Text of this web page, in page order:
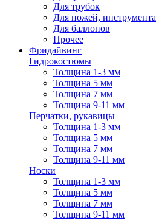
Для трубок
Для ножей, инструмента
Для баллонов
Прочее
Фридайвинг
Гидрокостюмы
Толщина 1-3 мм
Толщина 5 мм
Толщина 7 мм
Толщина 9-11 мм
Перчатки, рукавицы
Толщина 1-3 мм
Толщина 5 мм
Толщина 7 мм
Толщина 9-11 мм
Носки
Толщина 1-3 мм
Толщина 5 мм
Толщина 7 мм
Толщина 9-11 мм